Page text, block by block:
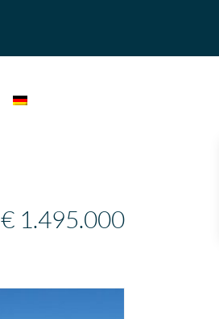
€ 1.495.000